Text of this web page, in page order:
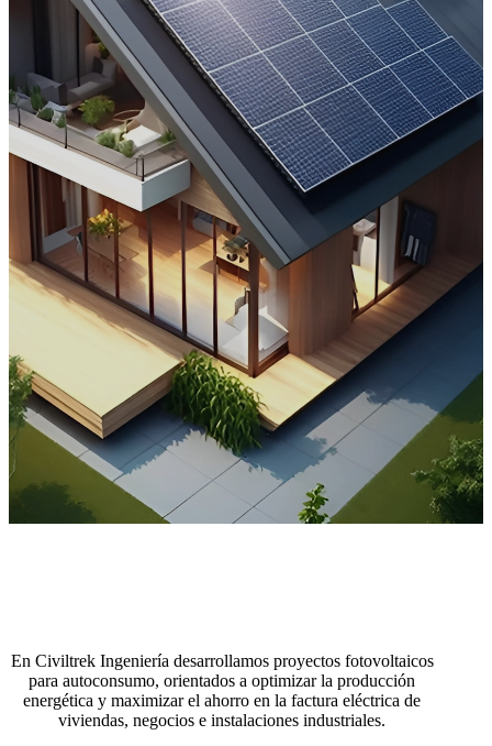
En Civiltrek Ingeniería desarrollamos proyectos fotovoltaicos
para autoconsumo, orientados a optimizar la producción
energética y maximizar el ahorro en la factura eléctrica de
viviendas, negocios e instalaciones industriales.